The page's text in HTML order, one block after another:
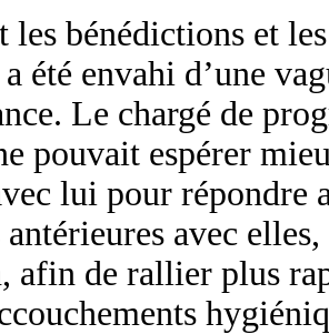
les bénédictions et
été envahi d’une
Le chargé de
pouvait espérer
lui pour répondre
antérieures avec
afin de rallier plus